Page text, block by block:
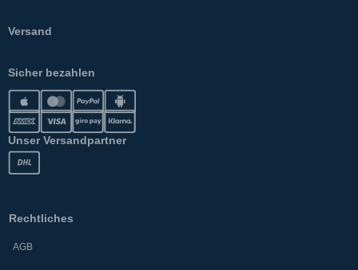
Versand
Sicher bezahlen
Unser Versandpartner
Rechtliches
AGB